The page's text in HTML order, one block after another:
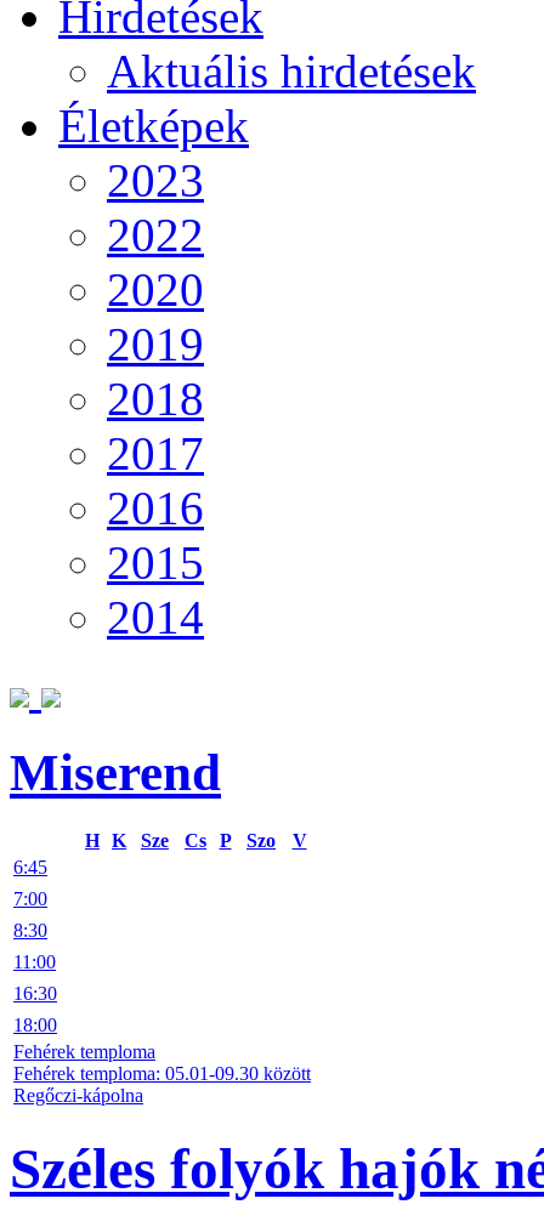
Hirdetések
Aktuális hirdetések
Életképek
2023
2022
2020
2019
2018
2017
2016
2015
2014
Miserend
H K Sze Cs P Szo
V
6:45
7:00
8:30
11:00
16:30
18:00
Fehérek temploma
Fehérek temploma: 05.01-09.30 között
Regőczi-kápolna
Széles folyók hajók